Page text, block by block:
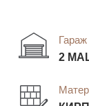
Гараж
2